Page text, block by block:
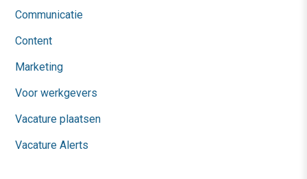
Communicatie
Content
Marketing
Voor werkgevers
Vacature plaatsen
Vacature Alerts